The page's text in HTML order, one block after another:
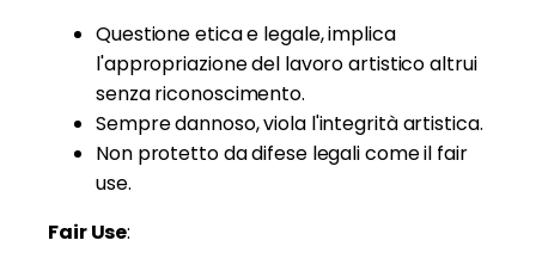
Questione etica e legale, implica
l'appropriazione del lavoro artistico altrui
senza riconoscimento.
Sempre dannoso, viola l'integrità artistica.
Non protetto da difese legali come il fair
use.
Fair Use: